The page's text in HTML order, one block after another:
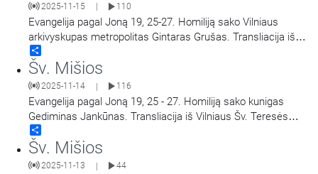
2025-11-15 110
Evangelija pagal Joną 19, 25-27. Homiliją sako Vilniaus
arkivyskupas metropolitas Gintaras Grušas. Transliacija iš
Vilniaus Šv. Teresės bažnyčios. Aušros Vartų Švč. Mergelės
Marijos Gailestingumo Motinos atlaidai.
Šv. Mišios
2025-11-14 | 116
Evangelija pagal Joną 19, 25 - 27. Homiliją sako kunigas
Gediminas Jankūnas. Transliacija iš Vilniaus Šv. Teresės
bažnyčios. Aušros Vartų Švč. Mergelės Marijos
Gailestingumo Motinos atlaidai.
Šv. Mišios
2025-11-13 | 44